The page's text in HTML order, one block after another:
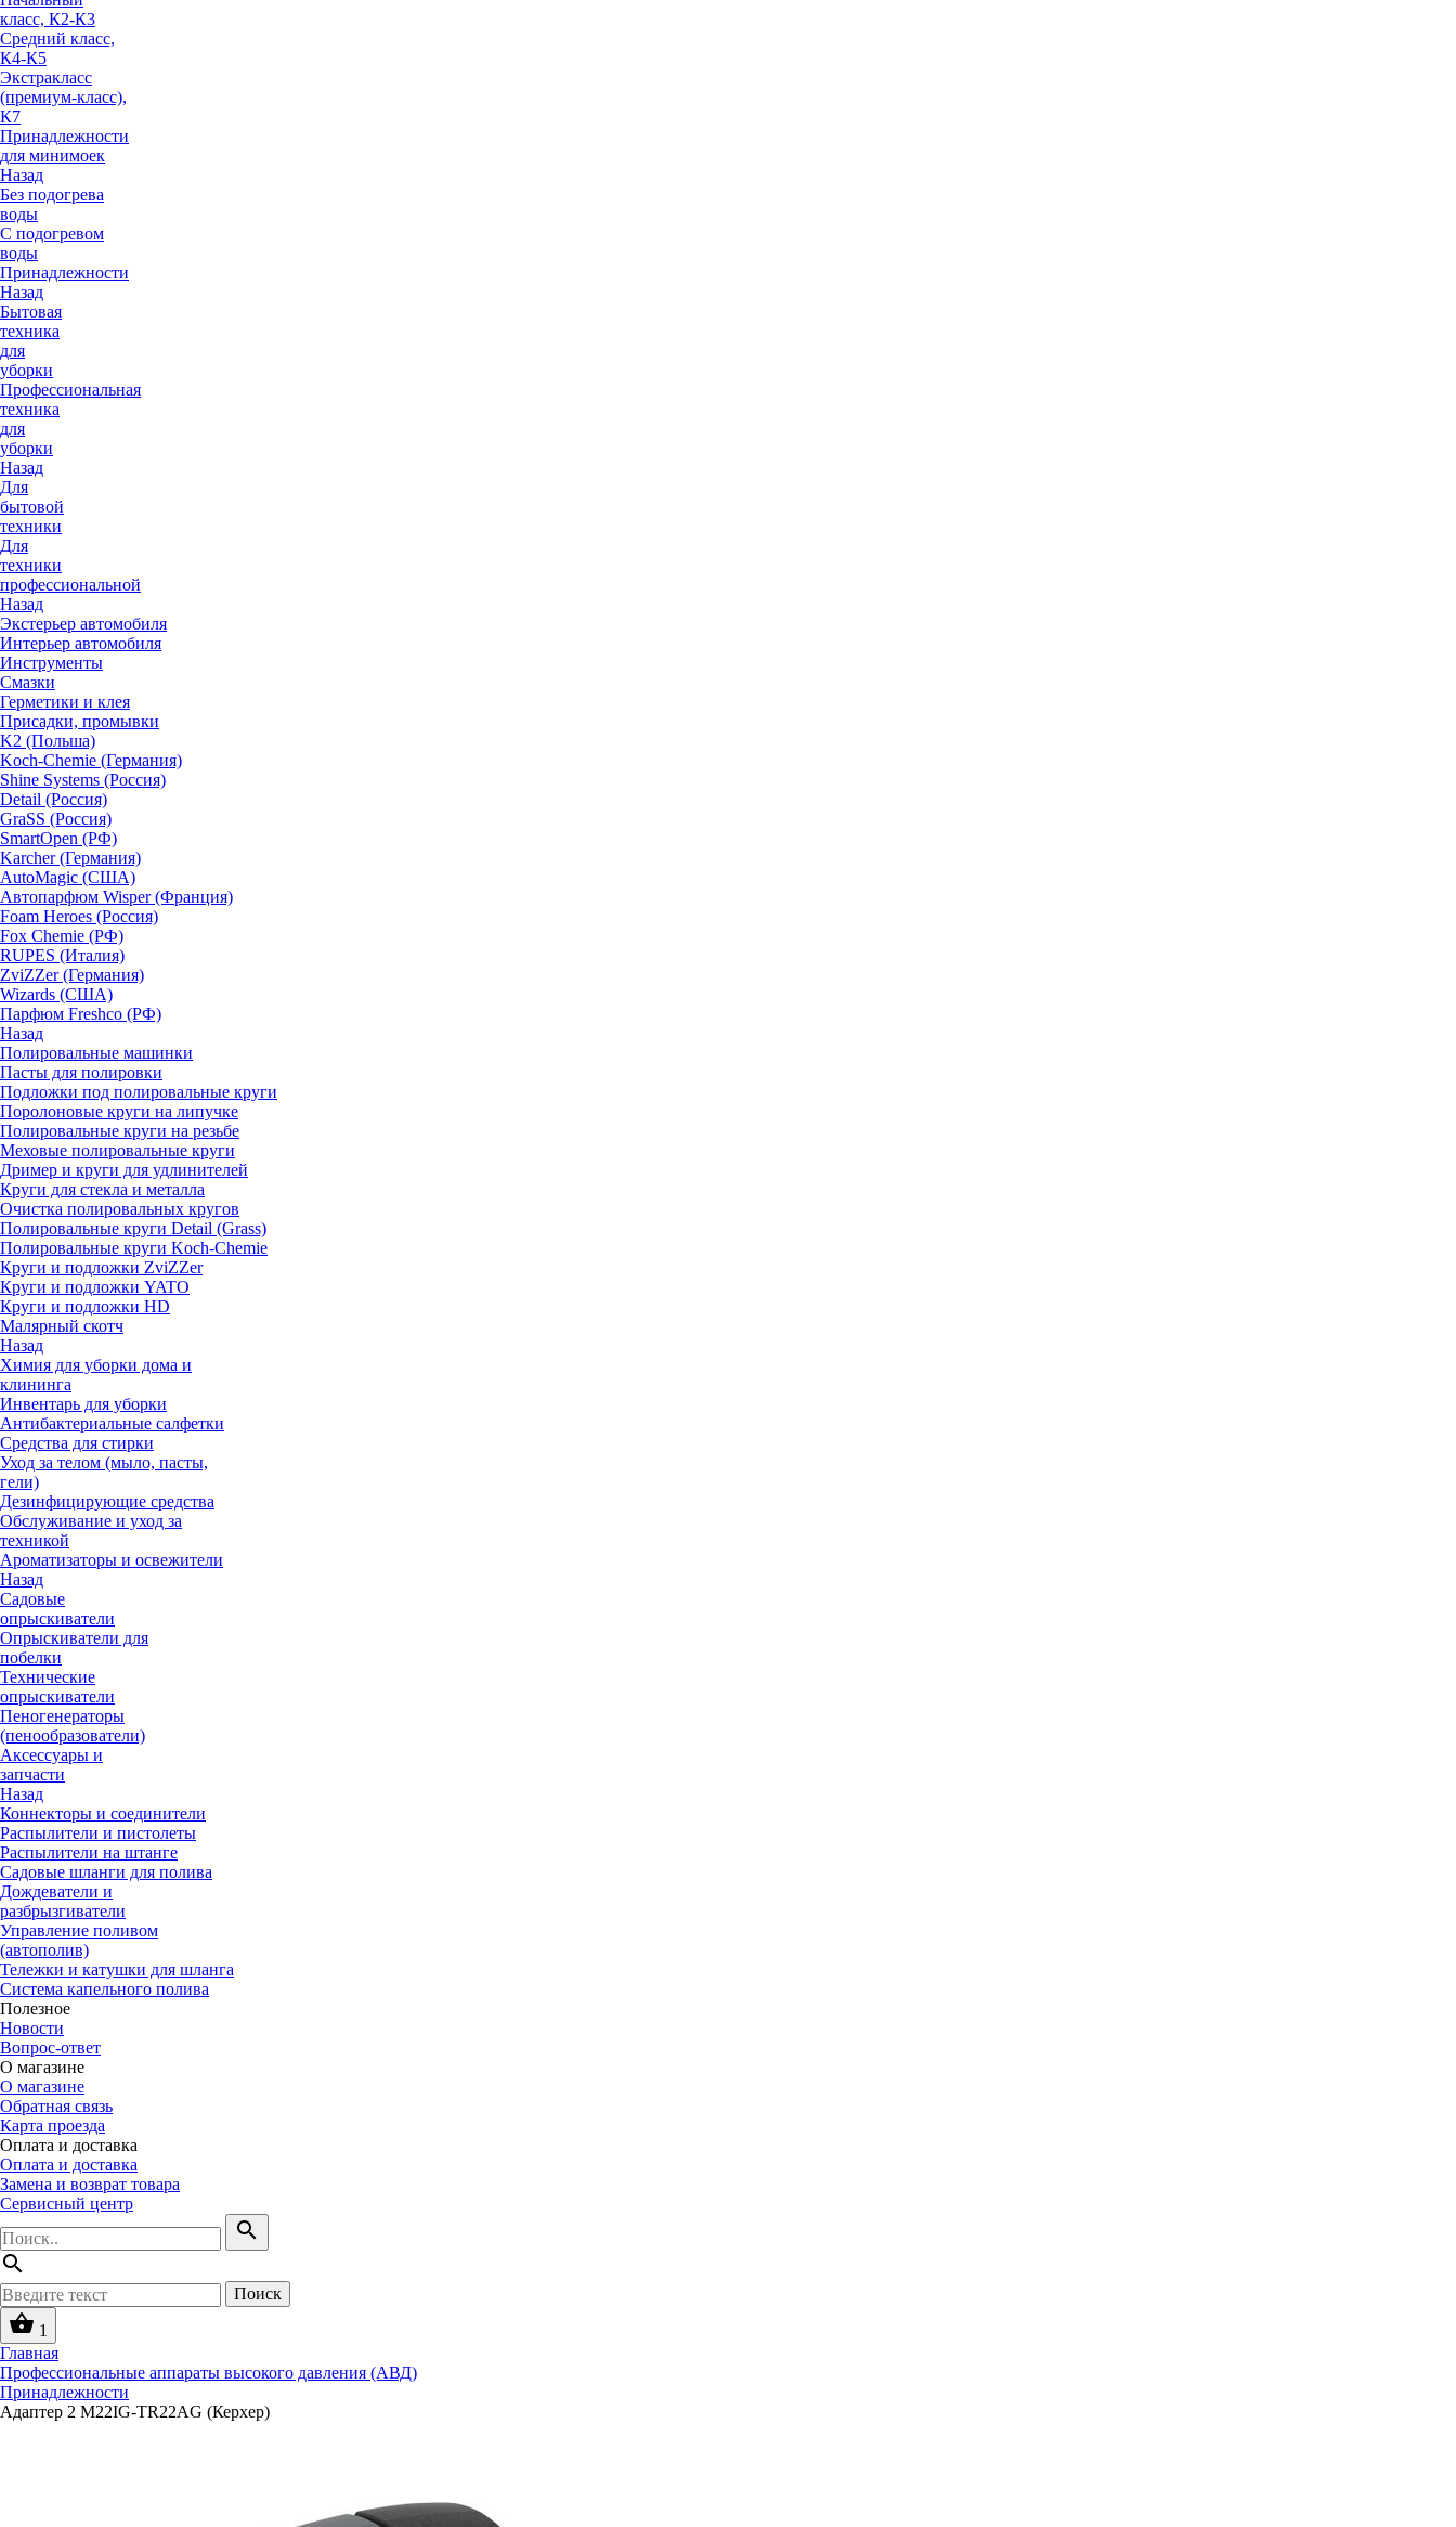
класс, К2-К3
Средний класс,
К4-К5
Экстракласс
(премиум-класс),
К7
Принадлежности
для минимоек
Назад
Без подогрева
воды
С подогревом
воды
Принадлежности
Назад
Бытовая
техника
для
уборки
Профессиональная
техника
для
уборки
Назад
Для
бытовой
техники
Для
техники
профессиональной
Назад
Экстерьер автомобиля
Интерьер автомобиля
Инструменты
Смазки
Герметики и клея
Присадки, промывки
K2 (Польша)
Koch-Chemie (Германия)
Shine Systems (Россия)
Detail (Россия)
GraSS (Россия)
SmartOpen (РФ)
Karcher (Германия)
AutoMagic (США)
Автопарфюм Wisper (Франция)
Foam Heroes (Россия)
Fox Chemie (РФ)
RUPES (Италия)
ZviZZer (Германия)
Wizards (США)
Парфюм Freshco (РФ)
Назад
Полировальные машинки
Пасты для полировки
Подложки под полировальные круги
Поролоновые круги на липучке
Полировальные круги на резьбе
Меховые полировальные круги
Дример и круги для удлинителей
Круги для стекла и металла
Очистка полировальных кругов
Полировальные круги Detail (Grass)
Полировальные круги Koch-Chemie
Круги и подложки ZviZZer
Круги и подложки YATO
Круги и подложки HD
Малярный скотч
Назад
Химия для уборки дома и
клининга
Инвентарь для уборки
Антибактериальные салфетки
Средства для стирки
Уход за телом (мыло, пасты,
гели)
Дезинфицирующие средства
Обслуживание и уход за
техникой
Ароматизаторы и освежители
Назад
Садовые
опрыскиватели
Опрыскиватели для
побелки
Технические
опрыскиватели
Пеногенераторы
(пенообразователи)
Аксессуары и
запчасти
Назад
Коннекторы и соединители
Распылители и пистолеты
Распылители на штанге
Садовые шланги для полива
Дождеватели и
разбрызгиватели
Управление поливом
(автополив)
Тележки и катушки для шланга
Система капельного полива
Полезное
Новости
Вопрос-ответ
О магазине
О магазине
Обратная связь
Карта проезда
Оплата и доставка
Оплата и доставка
Замена и возврат товара
Сервисный центр
search
search
Поиск
shopping_basket 1
Главная
Профессиональные аппараты высокого давления (АВД)
Принадлежности
Адаптер 2 M22IG-TR22AG (Керхер)